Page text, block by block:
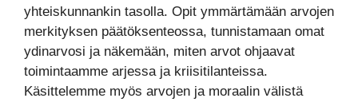
yhteiskunnankin tasolla. Opit ymmärtämään arvojen
merkityksen päätöksenteossa, tunnistamaan omat
ydinarvosi ja näkemään, miten arvot ohjaavat
toimintaamme arjessa ja kriisitilanteissa.
Käsittelemme myös arvojen ja moraalin välistä